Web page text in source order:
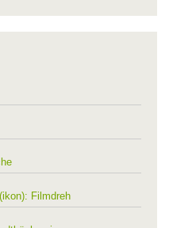
Filmdreh